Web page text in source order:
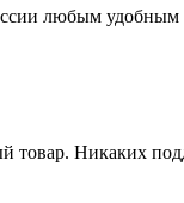
любым удобным
товар. Никаких